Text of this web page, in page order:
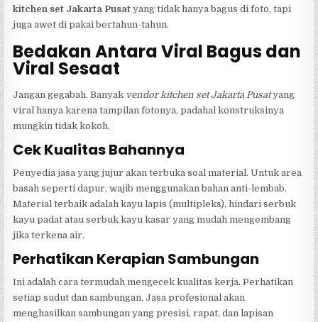
kitchen set Jakarta Pusat yang tidak hanya bagus di foto, tapi
juga awet di pakai bertahun-tahun.
Bedakan Antara Viral Bagus dan
Viral Sesaat
Jangan gegabah. Banyak vendor kitchen set Jakarta Pusatyang
viral hanya karena tampilan fotonya, padahal konstruksinya
mungkin tidak kokoh.
Cek Kualitas Bahannya
Penyedia jasa yang jujur akan terbuka soal material. Untuk area
basah seperti dapur, wajib menggunakan bahan anti-lembab.
Material terbaik adalah kayu lapis (multipleks), hindari serbuk
kayu padat atau serbuk kayu kasar yang mudah mengembang
jika terkena air.
Perhatikan Kerapian Sambungan
Ini adalah cara termudah mengecek kualitas kerja. Perhatikan
setiap sudut dan sambungan. Jasa profesional akan
menghasilkan sambungan yang presisi, rapat, dan lapisan